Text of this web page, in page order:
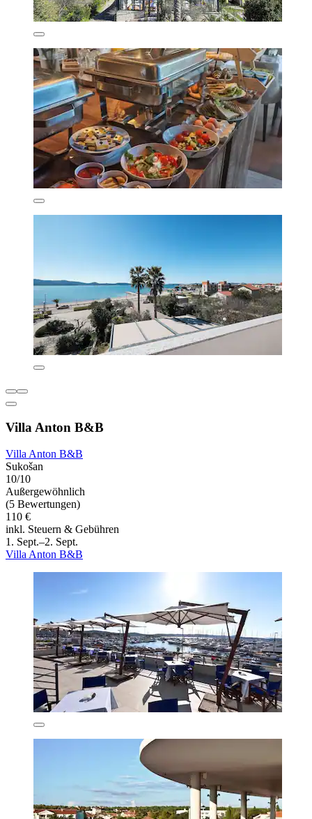
Villa Anton B&B
Villa Anton B&B
Sukošan
10/10
Außergewöhnlich
(5 Bewertungen)
110 €
inkl. Steuern & Gebühren
1. Sept.–2. Sept.
Villa Anton B&B